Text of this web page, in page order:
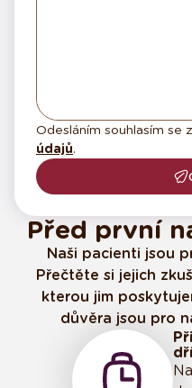
Odesláním souhlasím se
údajů.
Před první
Naši pacienti jsou
Přečtěte si jejich
kterou jim
důvěra jsou pro